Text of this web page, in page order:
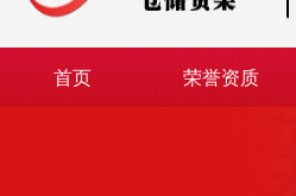
首页 荣誉资质